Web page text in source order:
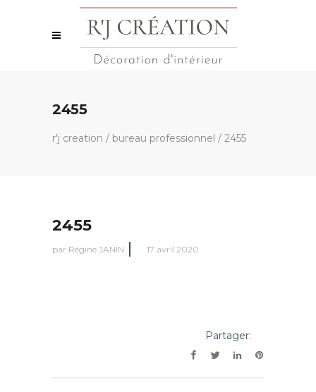
2455
r'j creation / bureau professionnel / 2455
2455
par Régine JANIN 17 avril 2020
Partager: